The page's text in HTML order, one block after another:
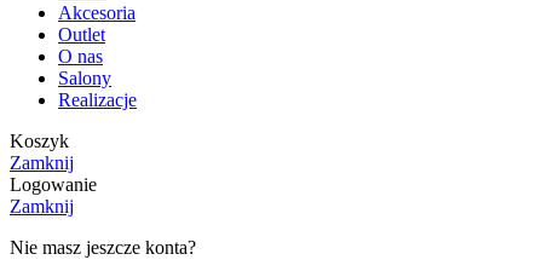
Akcesoria
Outlet
O nas
Salony
Realizacje
Koszyk
Zamknij
Logowanie
Zamknij
Nie masz jeszcze konta?